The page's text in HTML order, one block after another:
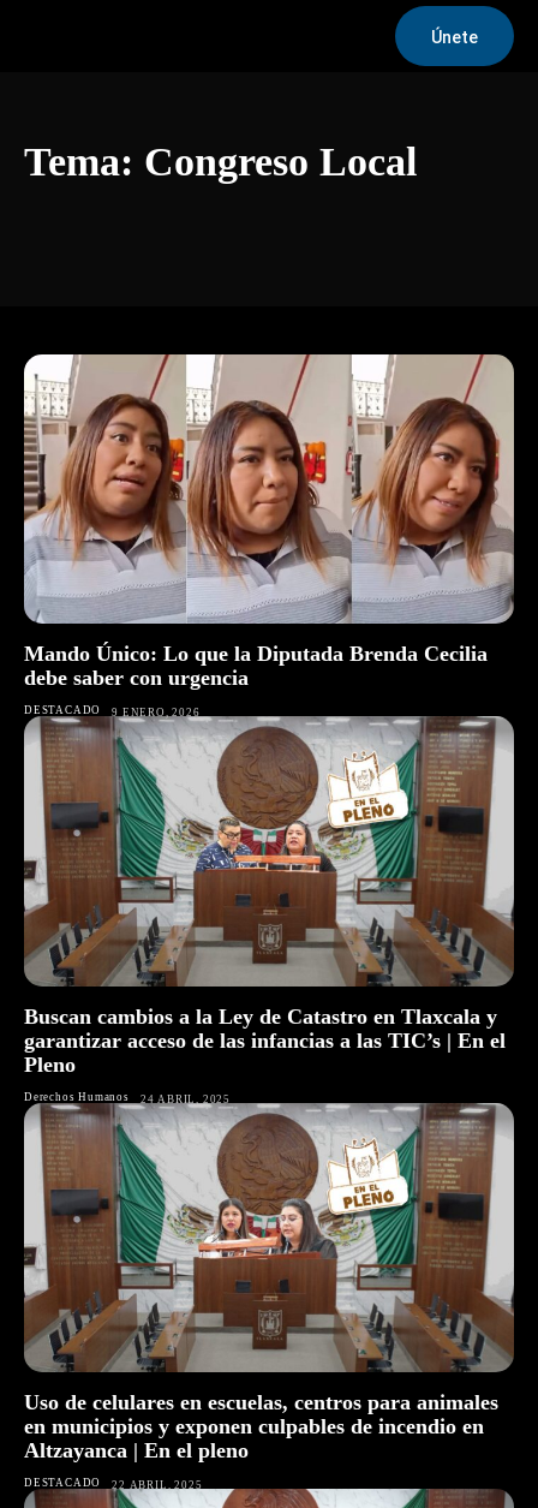
Únete
Tema: Congreso Local
Mando Único: Lo que la Diputada Brenda Cecilia
debe saber con urgencia
DESTACADO 9 ENERO, 2026
Buscan cambios a la Ley de Catastro en Tlaxcala y
garantizar acceso de las infancias a las TIC’s | En el
Pleno
Derechos Humanos 24 ABRIL, 2025
Uso de celulares en escuelas, centros para animales
en municipios y exponen culpables de incendio en
Altzayanca | En el pleno
DESTACADO 22 ABRIL, 2025